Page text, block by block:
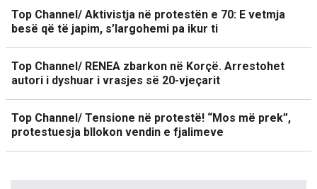
Top Channel/ Aktivistja në protestën e 70: E vetmja
besë që të japim, s’largohemi pa ikur ti
Top Channel/ RENEA zbarkon në Korçë. Arrestohet
autori i dyshuar i vrasjes së 20-vjeçarit
Top Channel/ Tensione në protestë! “Mos më prek”,
protestuesja bllokon vendin e fjalimeve